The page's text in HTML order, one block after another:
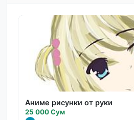
Аниме рисунки от руки
25 000 Сум